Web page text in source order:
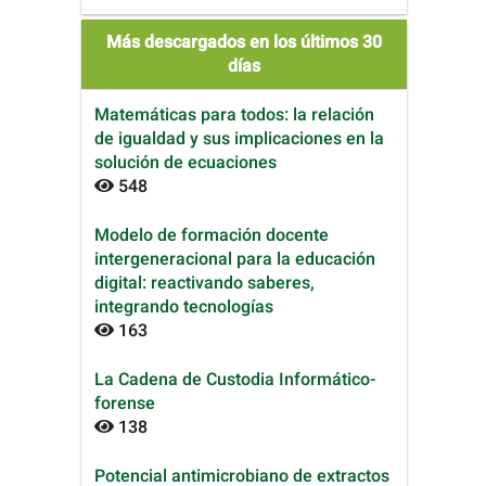
Más descargados en los últimos 30
días
Matemáticas para todos: la relación
de igualdad y sus implicaciones en la
solución de ecuaciones
548
Modelo de formación docente
intergeneracional para la educación
digital: reactivando saberes,
integrando tecnologías
163
La Cadena de Custodia Informático-
forense
138
Potencial antimicrobiano de extractos